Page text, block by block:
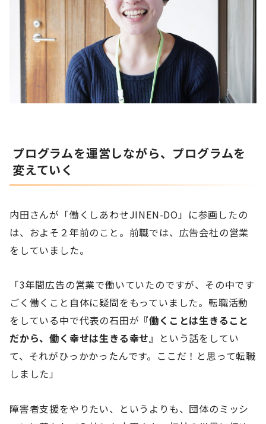
プログラムを運営しながら、プログラムを
変えていく
内田さんが「働くしあわせJINEN-DO」に参画したの
は、およそ２年前のこと。前職では、広告会社の営業
をしていました。
「3年間広告の営業で働いていたのですが、その中です
ごく働くこと自体に疑問をもっていました。転職活動
をしている中で代表の石田が 『働くことは生きること
だから、働く幸せは生きる幸せ』 という話をしてい
て、それがひっかかったんです。ここだ！と思って転職
しました」
障害者支援をやりたい、というよりも、団体のミッシ